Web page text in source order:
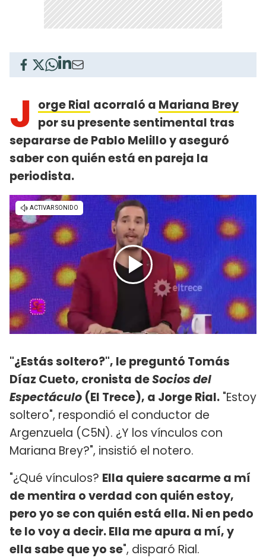
J orge Rial acorraló a Mariana Brey
por su presente sentimental tras
separarse de Pablo Melillo y aseguró
saber con quién está en pareja la
periodista.
"¿Estás soltero?", le preguntó Tomás
Díaz Cueto, cronista deSocios del
Espectáculo (El Trece), a Jorge Rial. "Estoy
soltero", respondió el conductor de
Argenzuela (C5N). ¿Y los vínculos con
Mariana Brey?", insistió el notero.
"¿Qué vínculos? Ella quiere sacarme a mí
de mentira o verdad con quién estoy,
pero yo se con quién está ella. Ni en pedo
te lo voy a decir. Ella me apura a mí, y
ella sabe que yo se", disparó Rial.